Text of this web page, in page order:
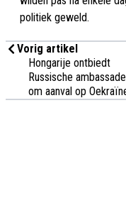
politiek geweld.
Vorig artikel
Hongarije ontbiedt
Russische
om aanval op